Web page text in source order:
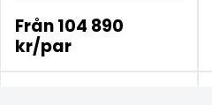
Från104 890
kr/par